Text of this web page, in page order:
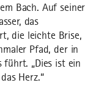
Bach. Auf seiner
das
die leichte Brise,
Pfad, der in
führt. „Dies ist ein
Herz.“